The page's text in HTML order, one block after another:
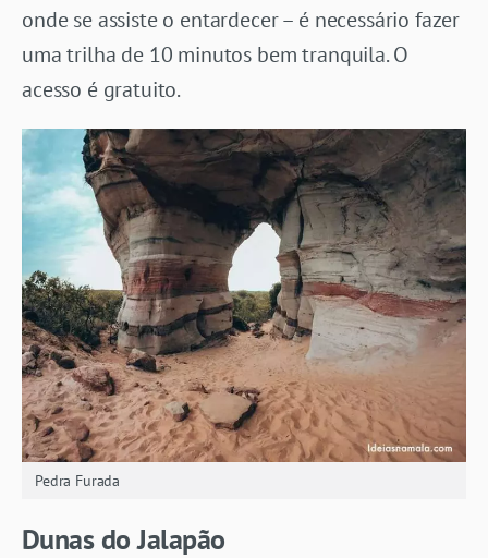
onde se assiste o entardecer – é necessário fazer
uma trilha de 10 minutos bem tranquila. O
acesso é gratuito.
Pedra Furada
Dunas do Jalapão